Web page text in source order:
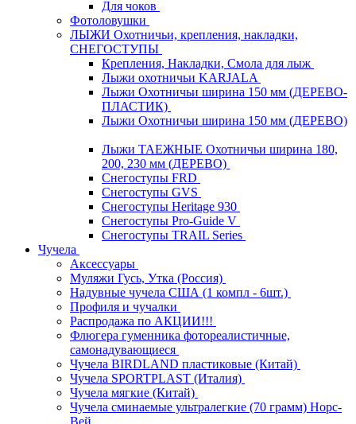
Для чоков
Фотоловушки
ЛЫЖИ Охотничьи, крепления, накладки,
СНЕГОСТУПЫ
Крепления, Накладки, Смола для лыж
Лыжи охотничьи KARJALA
Лыжи Охотничьи ширина 150 мм (ДЕРЕВО-
ПЛАСТИК)
Лыжи Охотничьи ширина 150 мм (ДЕРЕВО)
Лыжи ТАЕЖНЫЕ Охотничьи ширина 180,
200, 230 мм (ДЕРЕВО)
Снегоступы FRD
Снегоступы GVS
Снегоступы Heritage 930
Снегоступы Pro-Guide V
Снегоступы TRAIL Series
Чучела
Аксессуары
Муляжи Гусь, Утка (Россия)
Надувные чучела США (1 компл - 6шт.)
Профиля и чучалки
Распродажа по АКЦИИ!!!
Флюгера гуменника фотореалистичные,
самонадувающиеся
Чучела BIRDLAND пластиковые (Китай)
Чучела SPORTPLAST (Италия)
Чучела мягкие (Китай)
Чучела сминаемые ультралегкие (70 грамм) Норс-
Вей